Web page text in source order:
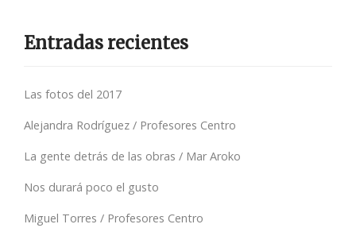
Entradas recientes
Las fotos del 2017
Alejandra Rodríguez / Profesores Centro
La gente detrás de las obras / Mar Aroko
Nos durará poco el gusto
Miguel Torres / Profesores Centro